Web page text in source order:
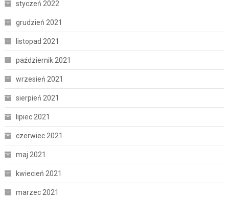
styczeń 2022
grudzień 2021
listopad 2021
październik 2021
wrzesień 2021
sierpień 2021
lipiec 2021
czerwiec 2021
maj 2021
kwiecień 2021
marzec 2021